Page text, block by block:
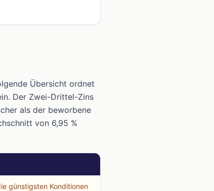
Übersicht ordnet
Der Zwei-Drittel-Zins
als der beworbene
von 6,95 %
günstigsten Konditionen